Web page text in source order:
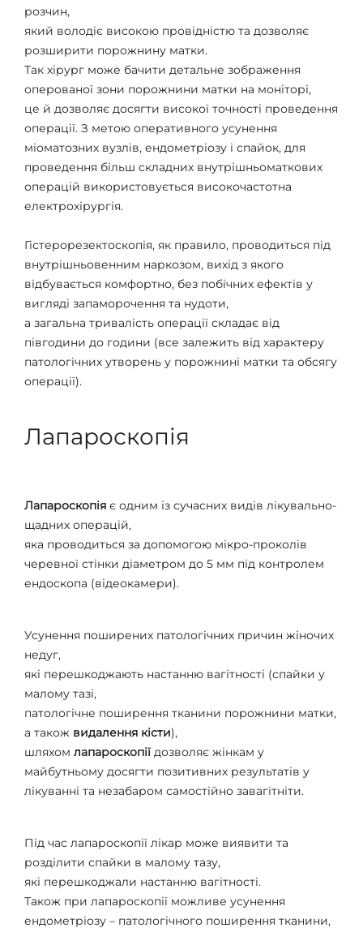
розчин,
який володіє високою провідністю та дозволяє
розширити порожнину матки.
Так хірург може бачити детальне зображення
оперованої зони порожнини матки на моніторі,
це й дозволяє досягти високої точності проведення
операції. З метою оперативного усунення
міоматозних вузлів, ендометріозу і спайок, для
проведення більш складних внутрішньоматкових
операцій використовується високочастотна
електрохірургія.
Гістерорезектоскопія, як правило, проводиться під
внутрішньовенним наркозом, вихід з якого
відбувається комфортно, без побічних ефектів у
вигляді запаморочення та нудоти,
а загальна тривалість операції складає від
півгодини до години (все залежить від характеру
патологічних утворень у порожнині матки та обсягу
операції).
Лапароскопія
Лапароскопія є одним із сучасних видів лікувально-
щадних операцій,
яка проводиться за допомогою мікро-проколів
черевної стінки діаметром до 5 мм під контролем
ендоскопа (відеокамери).
Усунення поширених патологічних причин жіночих
недуг,
які перешкоджають настанню вагітності (спайки у
малому тазі,
патологічне поширення тканини порожнини матки,
а також видалення кісти),
шляхом лапароскопії дозволяє жінкам у
майбутньому досягти позитивних результатів у
лікуванні та незабаром самостійно завагітніти.
Під час лапароскопії лікар може виявити та
розділити спайки в малому тазу,
які перешкоджали настанню вагітності.
Також при лапароскопії можливе усунення
ендометріозу – патологічного поширення тканини,